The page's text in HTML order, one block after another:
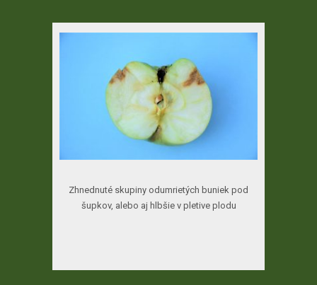
Zhnednuté skupiny odumrietých buniek pod
šupkov, alebo aj hlbšie v pletive plodu